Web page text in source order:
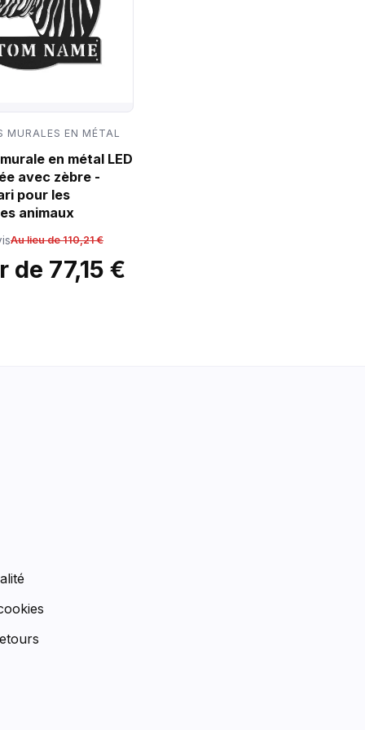
MURALES EN MÉTAL
en métal LED
avec zèbre -
pour les
animaux
Au lieu de 110,21 €
de 77,15 €